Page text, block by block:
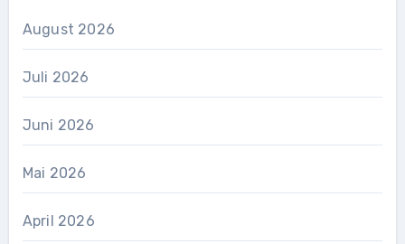
August 2026
Juli 2026
Juni 2026
Mai 2026
April 2026